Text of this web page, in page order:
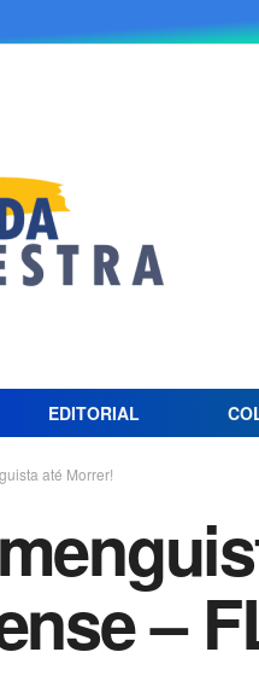
EDITORIAL
até Morrer!
–